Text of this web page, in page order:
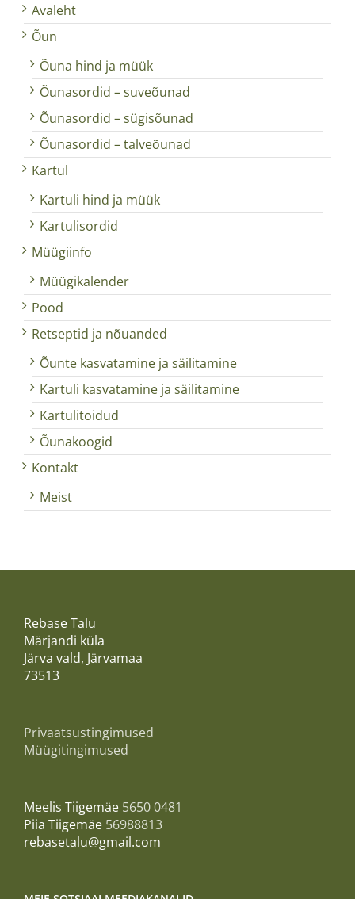
Avaleht
Õun
Õuna hind ja müük
Õunasordid – suveõunad
Õunasordid – sügisõunad
Õunasordid – talveõunad
Kartul
Kartuli hind ja müük
Kartulisordid
Müügiinfo
Müügikalender
Pood
Retseptid ja nõuanded
Õunte kasvatamine ja säilitamine
Kartuli kasvatamine ja säilitamine
Kartulitoidud
Õunakoogid
Kontakt
Meist
Rebase Talu
Märjandi küla
Järva vald, Järvamaa
73513
Privaatsustingimused
Müügitingimused
Meelis Tiigemäe 5650 0481
Piia Tiigemäe 56988813
rebasetalu@gmail.com